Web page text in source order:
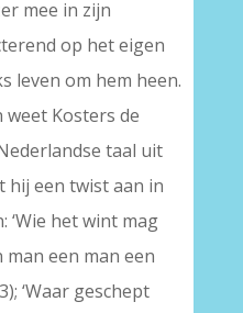
mee in zijn
op het eigen
leven om hem heen.
Kosters de
taal uit
hij een twist aan in
het wint mag
man een man een
‘Waar geschept